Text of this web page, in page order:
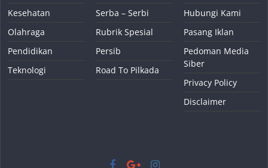
Kesehatan
Olahraga
Pendidikan
Teknologi
Serba – Serbi
Rubrik Spesial
Persib
Road To Pilkada
Hubungi Kami
Pasang Iklan
Pedoman Media
Siber
Privacy Policy
Disclaimer